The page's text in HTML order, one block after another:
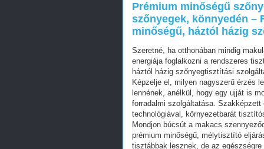
Prémium minőségű
szőnyegek, könnyedén –
minőségű, háztól házig
Szeretné, ha otthonában mindig
energiája foglalkozni a rendszeres
háztól házig szőnyegtisztítási
Képzelje el, milyen nagyszerű érzés
lennének, anélkül, hogy egy ujját is
forradalmi szolgáltatása.
technológiával, környezetbarát
Mondjon búcsút a makacs
prémium minőségű, mélytisztító
tisztábbak lesznek, de az